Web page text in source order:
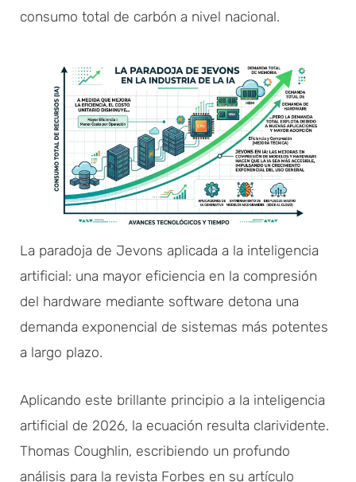
consumo total de carbón a nivel nacional.
La paradoja de Jevons aplicada a la inteligencia
artificial: una mayor eficiencia en la compresión
del hardware mediante software detona una
demanda exponencial de sistemas más potentes
a largo plazo.
Aplicando este brillante principio a la inteligencia
artificial de 2026, la ecuación resulta clarividente.
Thomas Coughlin, escribiendo un profundo
análisis para la revista Forbes en su artículo